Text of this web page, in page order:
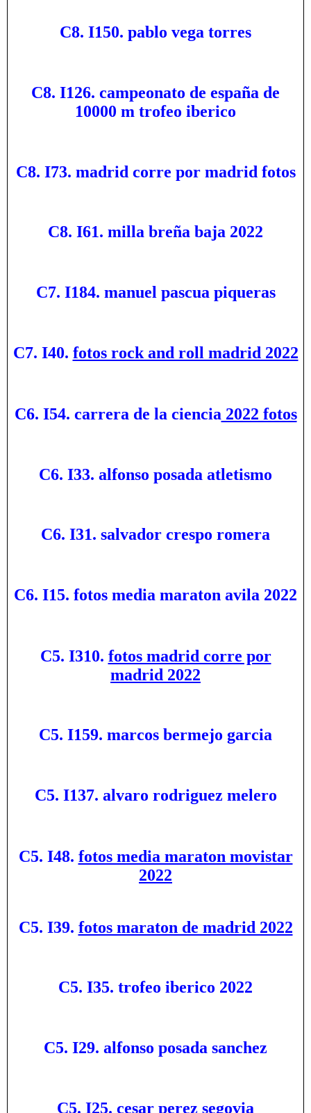
C8. I150. pablo vega torres
C8. I126. campeonato de españa de
10000 m trofeo iberico
C8. I73. madrid corre por madrid fotos
C8. I61. milla breña baja 2022
C7. I184. manuel pascua piqueras
C7. I40. fotos rock and roll madrid 2022
C6. I54. carrera de la ciencia 2022 fotos
C6. I33. alfonso posada atletismo
C6. I31. salvador crespo romera
C6. I15. fotos media maraton avila 2022
C5. I310. fotos madrid corre por
madrid 2022
C5. I159. marcos bermejo garcia
C5. I137. alvaro rodriguez melero
C5. I48. fotos media maraton movistar
2022
C5. I39. fotos maraton de madrid 2022
C5. I35. trofeo iberico 2022
C5. I29. alfonso posada sanchez
C5. I25. cesar perez segovia